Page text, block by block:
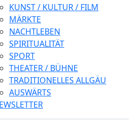
KUNST / KULTUR / FILM
MÄRKTE
NACHTLEBEN
SPIRITUALITÄT
SPORT
THEATER / BÜHNE
TRADITIONELLES ALLGÄU
AUSWÄRTS